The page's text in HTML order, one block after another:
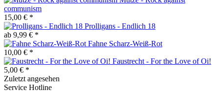
communism
15,00 € *
Prolligans - Endlich 18
ab 9,99 € *
Fahne Scharz-Weiß-Rot
10,00 € *
Faustrecht - For the Love of Oi!
5,00 € *
Zuletzt angesehen
Service Hotline